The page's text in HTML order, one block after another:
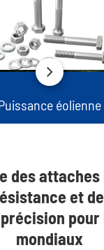
éolienne
des
et
mondiaux